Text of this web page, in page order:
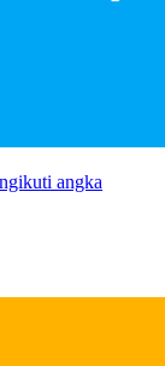
angka